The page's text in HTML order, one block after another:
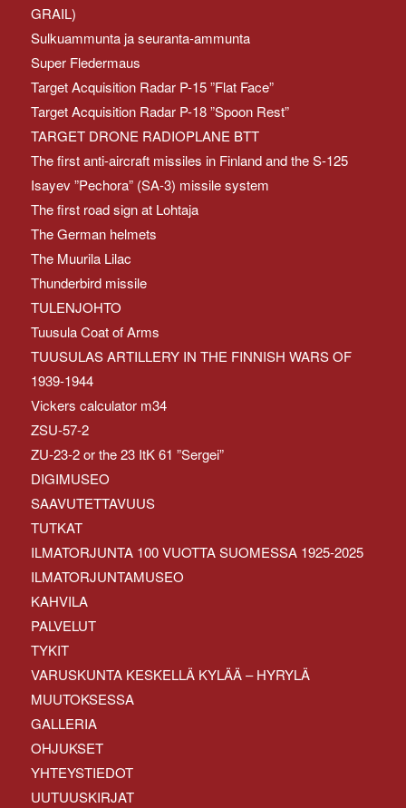
GRAIL)
Sulkuammunta ja seuranta-ammunta
Super Fledermaus
Target Acquisition Radar P-15 ”Flat Face”
Target Acquisition Radar P-18 ”Spoon Rest”
TARGET DRONE RADIOPLANE BTT
The first anti-aircraft missiles in Finland and the S-125
Isayev ”Pechora” (SA-3) missile system
The first road sign at Lohtaja
The German helmets
The Muurila Lilac
Thunderbird missile
TULENJOHTO
Tuusula Coat of Arms
TUUSULAS ARTILLERY IN THE FINNISH WARS OF
1939-1944
Vickers calculator m34
ZSU-57-2
ZU-23-2 or the 23 ItK 61 ”Sergei”
DIGIMUSEO
SAAVUTETTAVUUS
TUTKAT
ILMATORJUNTA 100 VUOTTA SUOMESSA 1925-2025
ILMATORJUNTAMUSEO
KAHVILA
PALVELUT
TYKIT
VARUSKUNTA KESKELLÄ KYLÄÄ – HYRYLÄ
MUUTOKSESSA
GALLERIA
OHJUKSET
YHTEYSTIEDOT
UUTUUSKIRJAT